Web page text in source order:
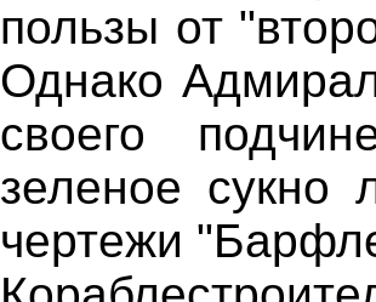
пользы от
Однако
своего
зеленое сукно
чертежи